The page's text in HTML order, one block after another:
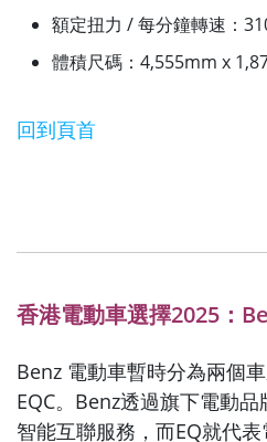
額定扭力 / 每分鐘轉速：
體積尺碼：4,555mm x
回到頁首
香港電動車選擇2025：
Benz 電動車暫時分為兩個
EQC。Benz透過旗下電動
智能互聯服務，而EQ就代表